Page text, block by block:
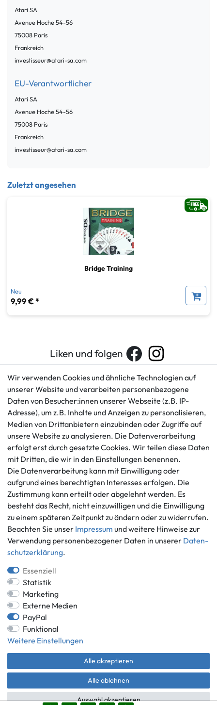
Atari SA
Avenue Hoche54-56
75008 Paris
Frankreich
investisseur@atari-sa.com
EU-Verantwortlicher
Atari SA
Avenue Hoche54-56
75008 Paris
Frankreich
investisseur@atari-sa.com
Zuletzt angesehen
Bridge Training
Neu
9,99 € *
Liken und folgen
Kundenservice
+49 421 596586
Mo. - Fr. 9 - 16 Uhr
info@gameworld.de
Kontaktformular
Rechtliches
AGB
Impressum
Datenschutzerklärung
Barrierefreiheitserklärung
Widerrufs­recht
Vertrag widerrufen
Informationen
Ankauf
Über uns
Häufig gestellte Fragen
Zahlung und Versand
Batterieentsorgung
Zahlungsmöglichkeiten
*Alle Preise inkl. gesetzlicher MwSt.,
** gilt für Lieferungen innerhalb Deutschlands, Lieferzeiten für andere
Länder entnehmen Sie bitte der Schaltfläche mit den
Versandinformationen.
© Game World 2026 | Alle Rechte vorbehalten.
Wir verwenden Cookies und ähnliche Technologien auf
unserer Website und verarbeiten personenbezogene
Daten von Besucher:innen unserer Webseite (z.B. IP-
Adresse), um z.B. Inhalte und Anzeigen zu personalisieren,
Medien von Drittanbietern einzubinden oder Zugriffe auf
unsere Website zu analysieren. Die Datenverarbeitung
erfolgt erst durch gesetzte Cookies. Wir teilen diese Daten
mit Dritten, die wir in den Einstellungen benennen.
Die Datenverarbeitung kann mit Einwilligung oder
aufgrund eines berechtigten Interesses erfolgen. Die
Zustimmung kann erteilt oder abgelehnt werden. Es
besteht das Recht, nicht einzuwilligen und die Einwilligung
zu einem späteren Zeitpunkt zu ändern oder zu widerrufen.
Beachten Sie unser Impressum und weitere Hinweise zur
Verwendung personenbezogener Daten in unserer Daten­
schutz­erklärung.
Essenziell
Statistik
Marketing
Externe Medien
PayPal
Funktional
Weitere Einstellungen
Alle akzeptieren
Alle ablehnen
Auswahl akzeptieren